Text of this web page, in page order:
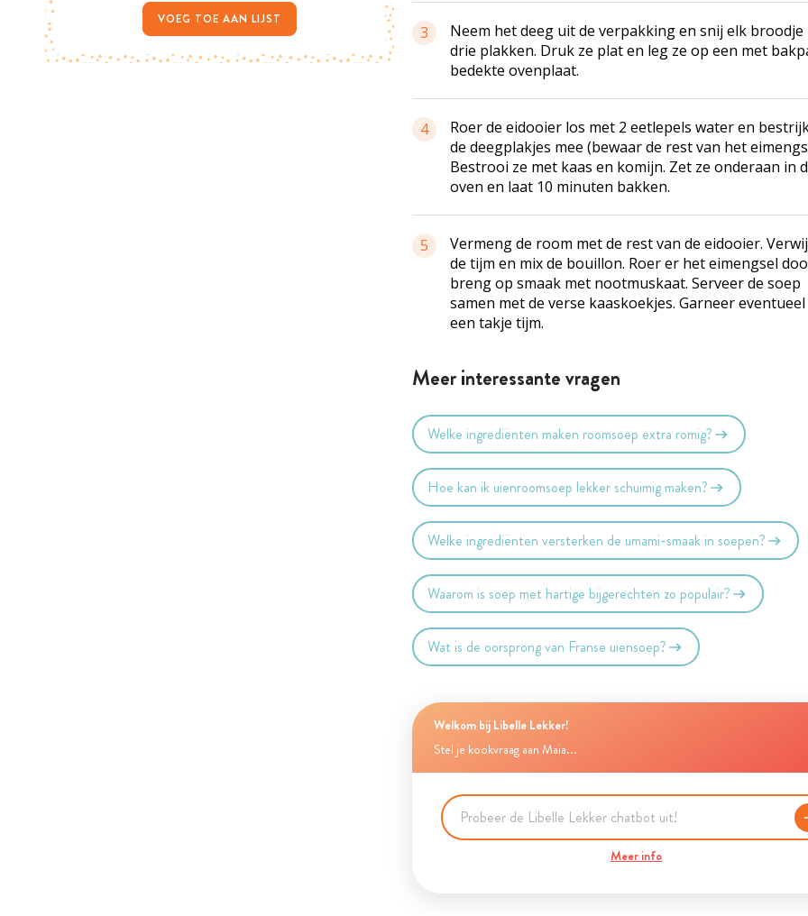
3
Neem het deeg uit de verpakking en snij elk broodje
drie plakken. Druk ze plat en leg ze op een met
bedekte ovenplaat.
4
Roer de eidooier los met 2 eetlepels water en
de deegplakjes mee (bewaar de rest van het
Bestrooi ze met kaas en komijn. Zet ze onderaan in
oven en laat 10 minuten bakken.
5
Vermeng de room met de rest van de eidooier.
de tijm en mix de bouillon. Roer er het eimengsel
breng op smaak met nootmuskaat. Serveer de soep
samen met de verse kaaskoekjes. Garneer
een takje tijm.
Meer interessante vragen
Welke ingrediënten maken roomsoep extra romig?
Hoe kan ik uienroomsoep lekker schuimig maken?
Welke ingrediënten versterken de umami-smaak in soepen?
Waarom is soep met hartige bijgerechten zo populair?
Wat is de oorsprong van Franse uiensoep?
Welkom bij Libelle Lekker!
Stel je kookvraag aan Maia...
Meer info
VOEG TOE AAN LIJST